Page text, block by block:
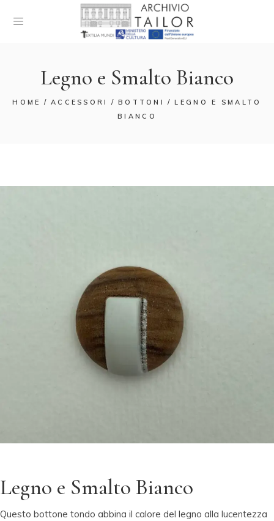
Legno e Smalto Bianco
HOME ACCESSORI BOTTONI
LEGNO E SMALTO
BIANCO
Legno e Smalto Bianco
Questo bottone tondo abbina il calore del legno alla lucentezza